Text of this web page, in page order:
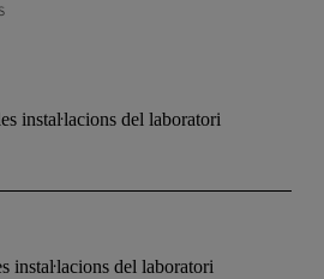
instaŀlacions del laboratori
instaŀlacions del laboratori